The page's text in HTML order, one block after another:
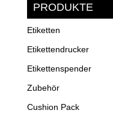
PRODUKTE
Etiketten
Etikettendrucker
Etikettenspender
Zubehör
Cushion Pack